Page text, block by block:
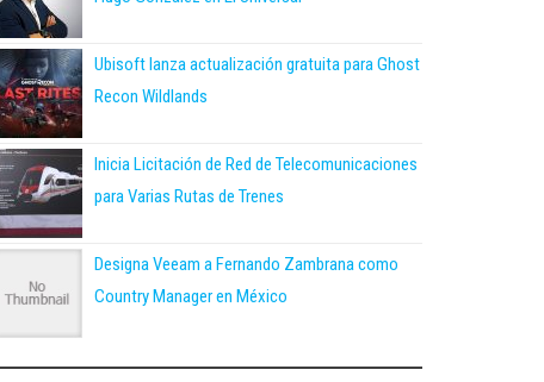
Ubisoft lanza actualización gratuita para Ghost
Recon Wildlands
Inicia Licitación de Red de Telecomunicaciones
para Varias Rutas de Trenes
Designa Veeam a Fernando Zambrana como
Country Manager en México